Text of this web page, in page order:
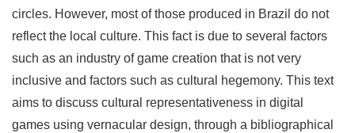
circles. However, most of those produced in Brazil do not
reflect the local culture. This fact is due to several factors
such as an industry of game creation that is not very
inclusive and factors such as cultural hegemony. This text
aims to discuss cultural representativeness in digital
games using vernacular design, through a bibliographical